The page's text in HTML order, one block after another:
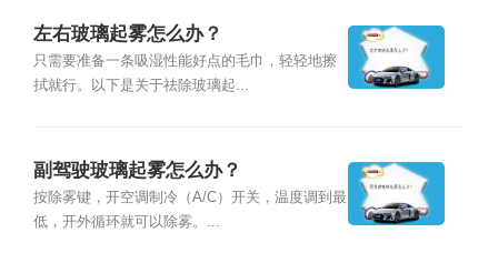
左右玻璃起雾怎么办？
只需要准备一条吸湿性能好点的毛巾，轻轻地擦
拭就行。以下是关于祛除玻璃起...
副驾驶玻璃起雾怎么办？
按除雾键，开空调制冷（A/C）开关，温度调到最
低，开外循环就可以除雾。...